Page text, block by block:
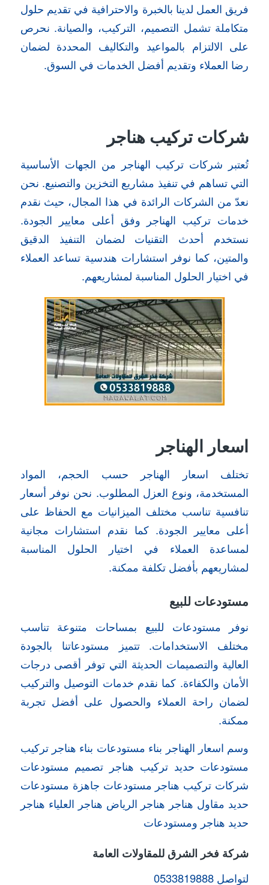
فريق العمل لدينا بالخبرة والاحترافية في تقديم حلول
متكاملة تشمل التصميم، التركيب، والصيانة. نحرص
على الالتزام بالمواعيد والتكاليف المحددة لضمان
رضا العملاء وتقديم أفضل الخدمات في السوق.
شركات تركيب هناجر
تُعتبر شركات تركيب الهناجر من الجهات الأساسية
التي تساهم في تنفيذ مشاريع التخزين والتصنيع. نحن
نعدّ من الشركات الرائدة في هذا المجال، حيث نقدم
خدمات تركيب الهناجر وفق أعلى معايير الجودة.
نستخدم أحدث التقنيات لضمان التنفيذ الدقيق
والمتين، كما نوفر استشارات هندسية تساعد العملاء
في اختيار الحلول المناسبة لمشاريعهم.
اسعار الهناجر
تختلف اسعار الهناجر حسب الحجم، المواد
المستخدمة، ونوع العزل المطلوب. نحن نوفر أسعار
تنافسية تناسب مختلف الميزانيات مع الحفاظ على
أعلى معايير الجودة. كما نقدم استشارات مجانية
لمساعدة العملاء في اختيار الحلول المناسبة
لمشاريعهم بأفضل تكلفة ممكنة.
مستودعات للبيع
نوفر مستودعات للبيع بمساحات متنوعة تناسب
مختلف الاستخدامات. تتميز مستودعاتنا بالجودة
العالية والتصميمات الحديثة التي توفر أقصى درجات
الأمان والكفاءة. كما نقدم خدمات التوصيل والتركيب
لضمان راحة العملاء والحصول على أفضل تجربة
ممكنة.
وسم اسعار الهناجر بناء مستودعات بناء هناجر تركيب
مستودعات حديد تركيب هناجر تصميم مستودعات
شركات تركيب هناجر مستودعات جاهزة مستودعات
حديد مقاول هناجر هناجر الرياض هناجر العلياء هناجر
حديد هناجر ومستودعات
شركة فخر الشرق للمقاولات العامة
لتواصل 0533819888